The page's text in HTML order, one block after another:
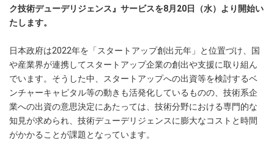
ク技術デューデリジェンス』サービスを8月20日（水）より開始い
たします。
日本政府は2022年を「スタートアップ創出元年」と位置づけ、国
や産業界が連携してスタートアップ企業の創出や支援に取り組ん
でいます。そうした中、スタートアップへの出資等を検討するベ
ンチャーキャピタル等の動きも活発化しているものの、技術系企
業への出資の意思決定にあたっては、技術分野における専門的な
知見が求められ、技術デューデリジェンスに膨大なコストと時間
がかかることが課題となっています。